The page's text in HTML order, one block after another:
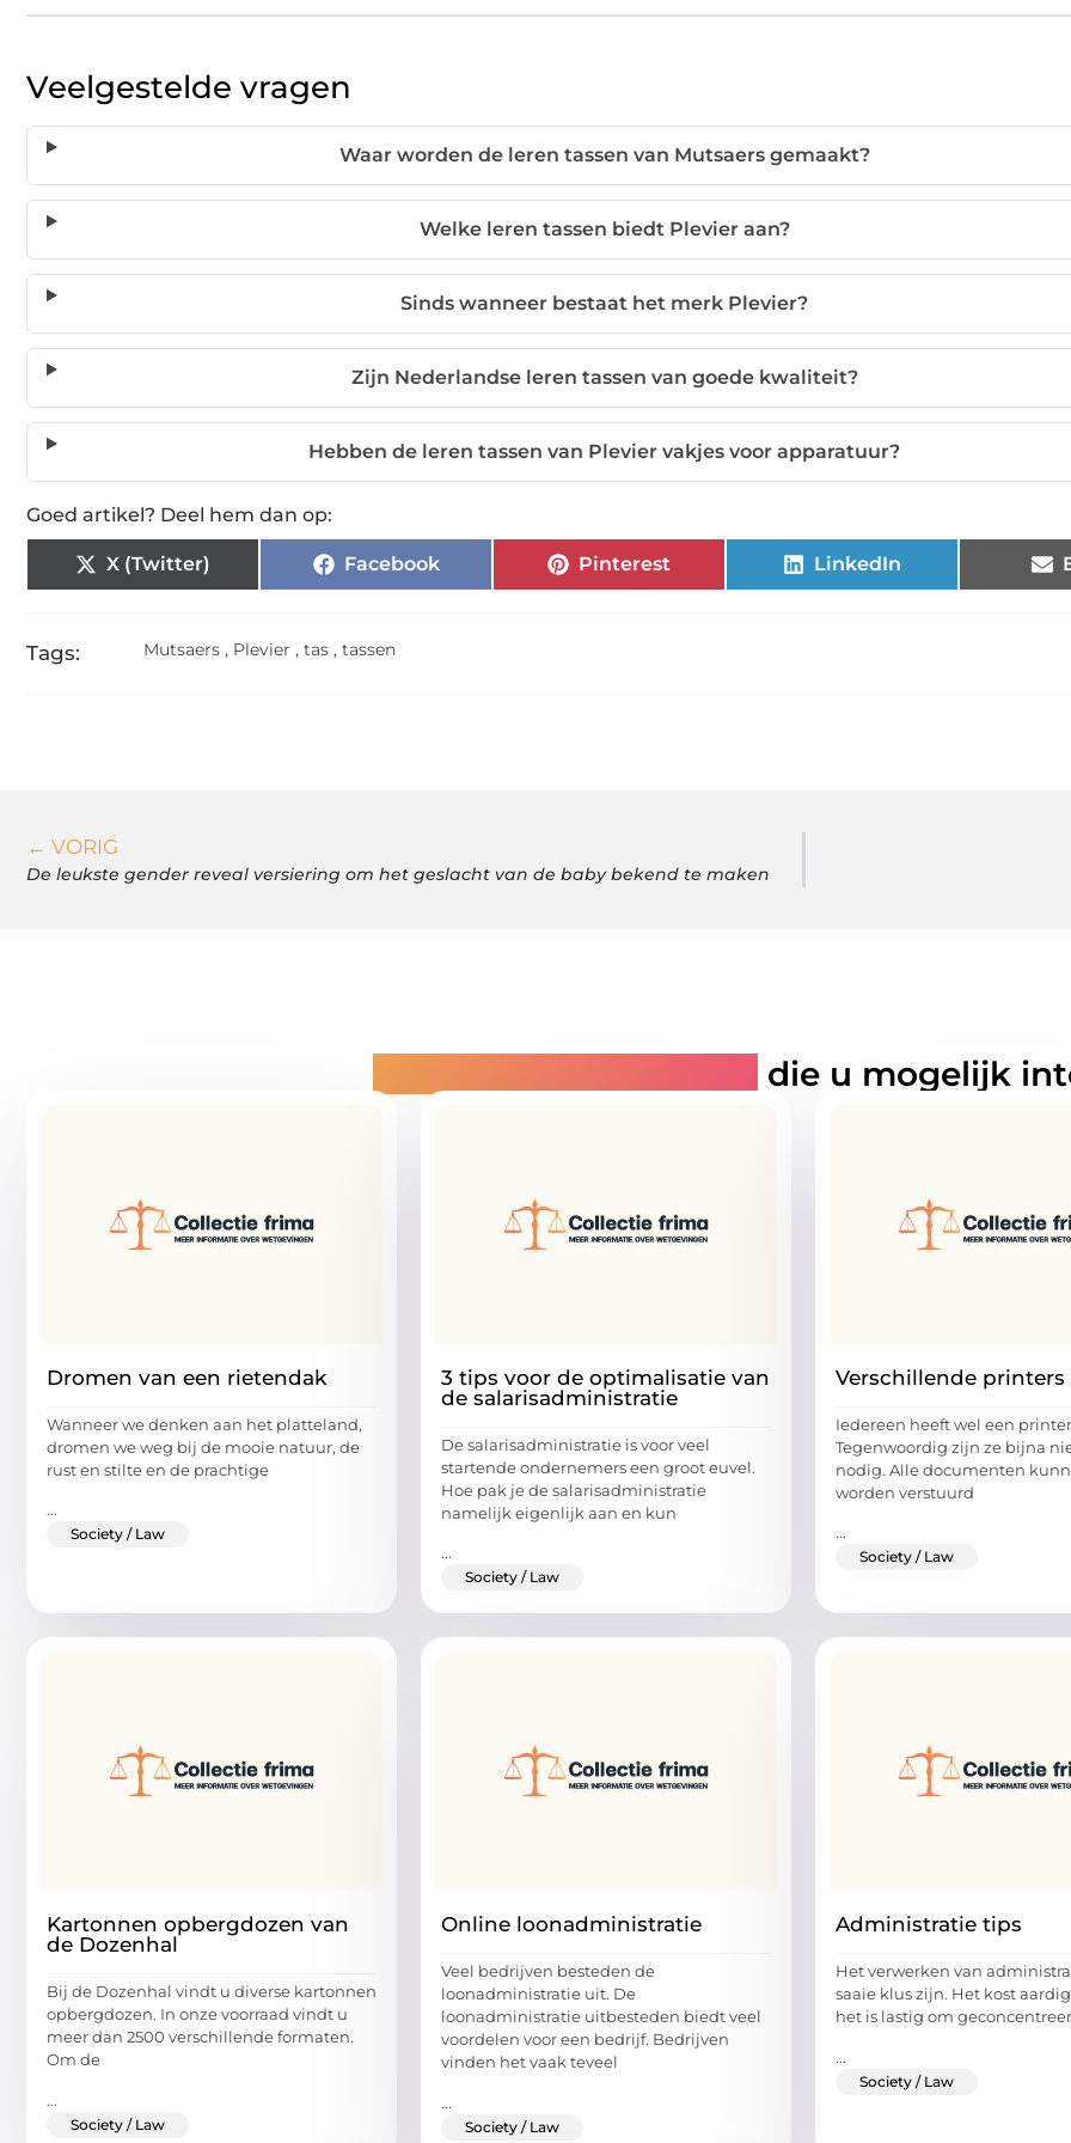
Veelgestelde vragen
Waar worden de leren tassen van Mutsaers gemaakt?
Welke leren tassen biedt Plevier aan?
Sinds wanneer bestaat het merk Plevier?
Zijn Nederlandse leren tassen van goede kwaliteit?
Hebben de leren tassen van Plevier vakjes voor apparatuur?
Goed artikel? Deel hem dan op:
X (Twitter) Facebook Pinterest LinkedIn
Tags: Mutsaers, Plevier , tas, tassen
← VORIG
De leukste gender reveal versiering om het geslacht van de baby bekend te maken
die u mogelijk
Dromen van een rietendak
Wanneer we denken aan het platteland,
dromen we weg bij de mooie natuur, de
rust en stilte en de prachtige
...
Society / Law
3 tips voor de optimalisatie van
de salarisadministratie
De salarisadministratie is voor veel
startende ondernemers een groot euvel.
Hoe pak je de salarisadministratie
namelijk eigenlijk aan en kun
...
Society / Law
Verschillende printers
Iedereen heeft wel een
Tegenwoordig zijn ze bijna
nodig. Alle documenten
worden verstuurd
...
Society / Law
Kartonnen opbergdozen van
de Dozenhal
Bij de Dozenhal vindt u diverse kartonnen
opbergdozen. In onze voorraad vindt u
meer dan 2500 verschillende formaten.
Om de
...
Society / Law
Online loonadministratie
Veel bedrijven besteden de
loonadministratie uit. De
loonadministratie uitbesteden biedt veel
voordelen voor een bedrijf. Bedrijven
vinden het vaak teveel
...
Society / Law
Administratie tips
Het verwerken van
saaie klus zijn. Het kost
het is lastig om
...
Society / Law